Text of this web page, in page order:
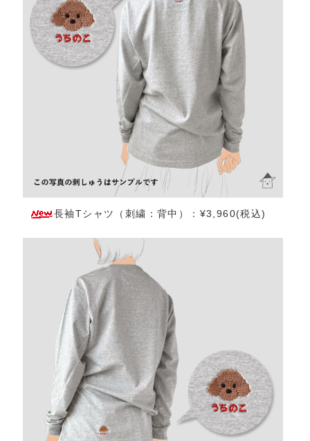
長袖Tシャツ（刺繍：背中）：¥3,960(税込)